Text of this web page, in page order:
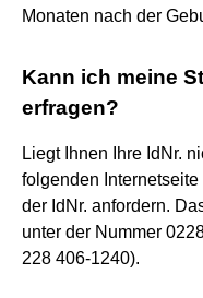
Monaten nach der
Kann ich meine
erfragen?
Liegt Ihnen Ihre IdNr.
folgenden
der IdNr. anfordern.
unter der Nummer
228 406-1240).